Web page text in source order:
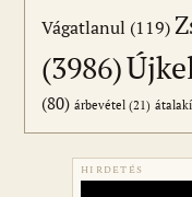
Vágatlanul (119)
(3986)
(80) árbevétel (21)
HIRDETÉS